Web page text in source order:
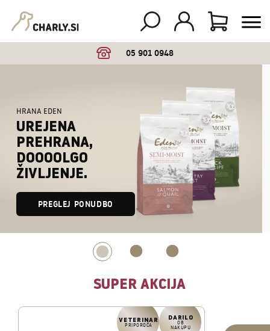
05 901 0948
STORITVE
Brezplačna
pomoč
veterinarja.
Pokliči 05
901 0948.
SUPER AKCIJA
VETERINAR
PRIPOROČA
DARILO
OB
NAKUPU